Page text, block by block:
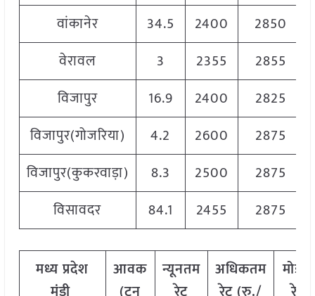
वांकानेर
34.5 2400 2850
वेरावल
3 2355 2855
विजापुर
16.9 2400 2825
विजापुर(गोजरिया)
4.2 2600 2875
विजापुर(कुकरवाड़ा)
8.3 2500 2875
विसावदर
84.1 2455 2875
मध्यप्रदेश
आवक
न्यूनतम
अधिकतम
मोडल